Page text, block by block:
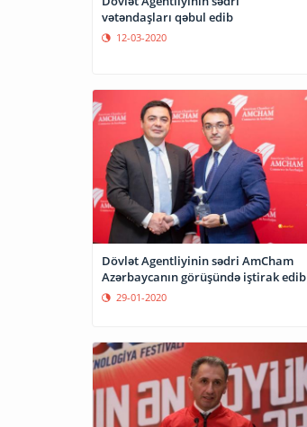
vətəndaşları qəbul edib
12-03-2020
Dövlət Agentliyinin sədri AmCham
Azərbaycanın görüşündə iştirak edib
29-01-2020